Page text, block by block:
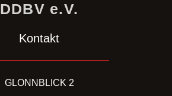
DDBV e.V.
Kontakt
GLONNBLICK 2